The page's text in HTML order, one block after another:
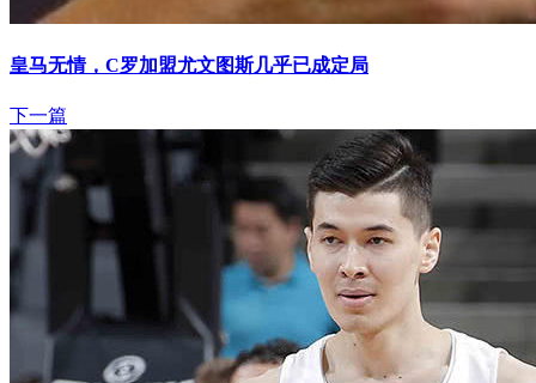
皇马无情，C罗加盟尤文图斯几乎已成定局
下一篇